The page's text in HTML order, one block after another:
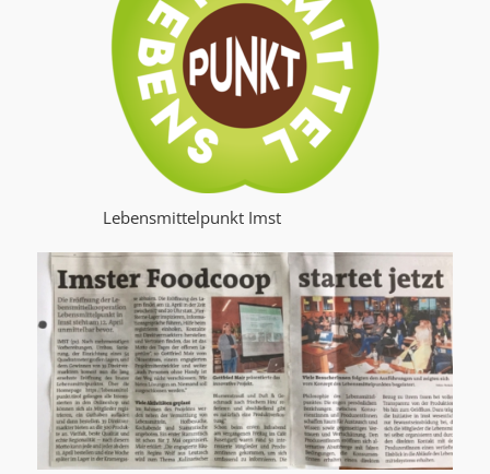
Lebensmittelpunkt Imst